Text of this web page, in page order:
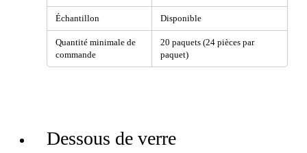
Échantillon Disponible
Quantité minimale de
commande
20 paquets (24 pièces par
paquet)
Dessous de verre